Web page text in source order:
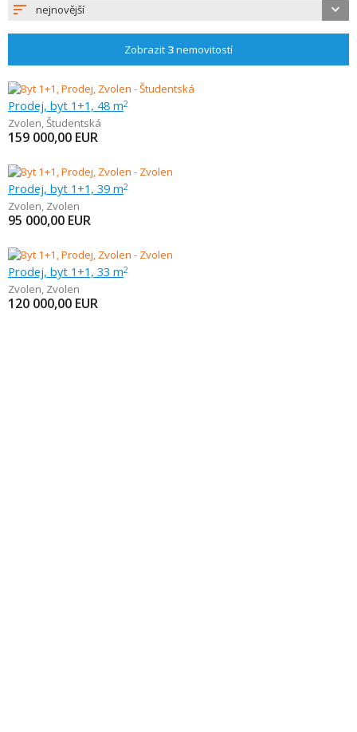
nejnovější
Zobrazit 3nemovitostí
Prodej, byt 1+1, 48 m2
Zvolen,Študentská
159 000,00 EUR
Prodej, byt 1+1, 39 m2
Zvolen, Zvolen
95 000,00 EUR
Prodej, byt 1+1, 33 m2
Zvolen, Zvolen
120 000,00 EUR